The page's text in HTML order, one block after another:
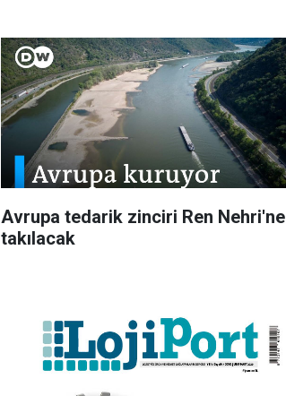
Avrupa tedarik zinciri Ren Nehri'ne
takılacak